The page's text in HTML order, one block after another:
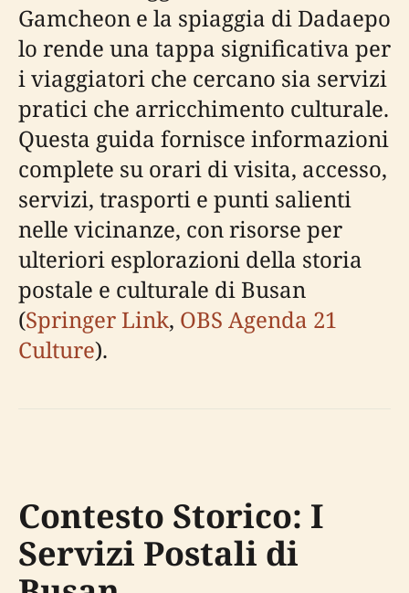
Gamcheon e la spiaggia di Dadaepo
lo rende una tappa significativa per
i viaggiatori che cercano sia servizi
pratici che arricchimento culturale.
Questa guida fornisce informazioni
complete su orari di visita, accesso,
servizi, trasporti e punti salienti
nelle vicinanze, con risorse per
ulteriori esplorazioni della storia
postale e culturale di Busan
(Springer Link, OBS Agenda 21
Culture).
Contesto Storico: I
Servizi Postali di